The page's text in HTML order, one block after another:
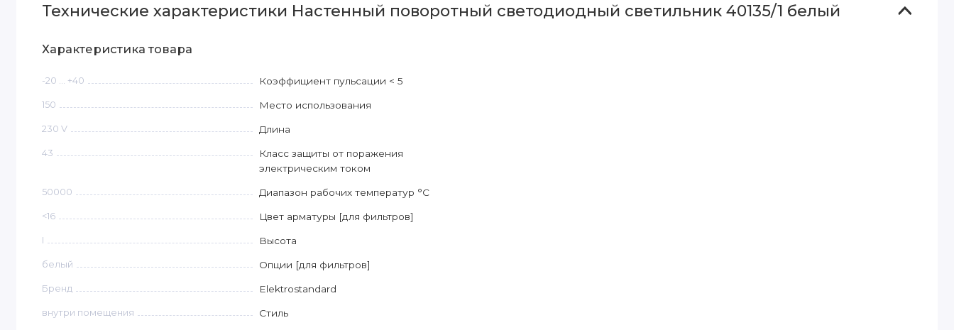
Технические характеристики Настенный поворотный светодиодный светильник 40135/1 белый
Характеристика товара
-20 ... +40 Коэффициент пульсации < 5
150 Место использования
230 V Длина
43
Класс защиты от поражения
электрическим током
50000 Диапазон рабочих температур °C
<16 Цвет арматуры [для фильтров]
I Высота
белый Опции [для фильтров]
Бренд Elektrostandard
внутри помещения Стиль